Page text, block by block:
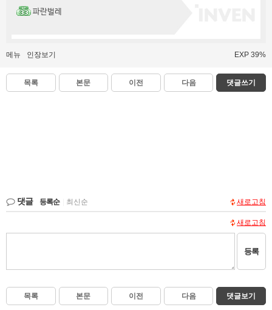
파란벌레
메뉴 인장보기 EXP 39%
목록 본문 이전 다음 댓글쓰기
댓글 등록순 최신순 새로고침
새로고침
등록
목록 본문 이전 다음 댓글보기